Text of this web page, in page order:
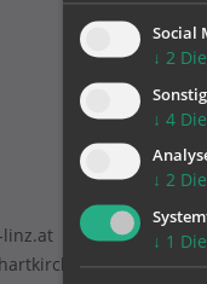
linz.at
Social
↓ 2
↓ 4
↓ 2
↓ 1